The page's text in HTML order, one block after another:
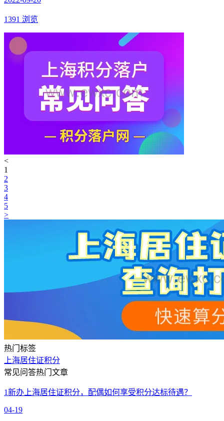
1391 浏览
<
1
2
3
4
5
>
热门标签
上海居住证积分
常见问答热门文章
1新办上海居住证积分，配偶如何享受积分达标待遇？
04-19